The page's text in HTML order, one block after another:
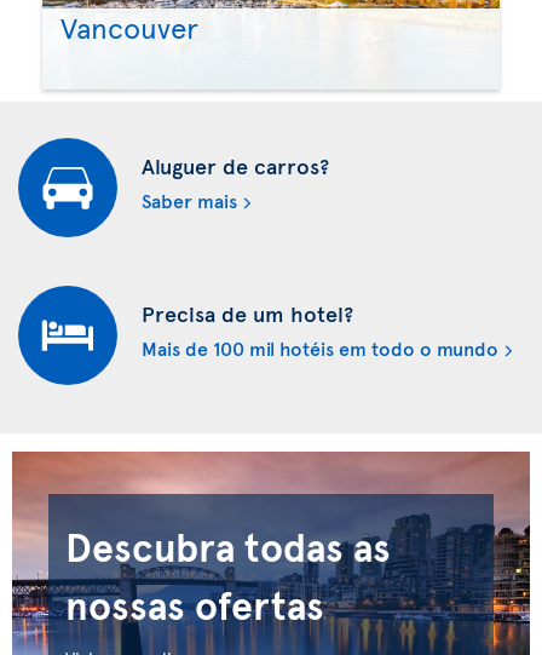
Vancouver
Aluguer de carros?
Saber mais
Precisa de um hotel?
Mais de 100 mil hotéis em todo o mundo
Descubra todas as
nossas ofertas